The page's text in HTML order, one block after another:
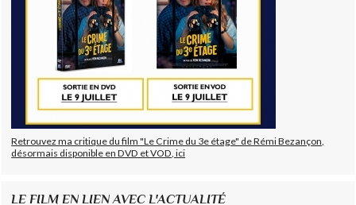
Retrouvez ma critique du film "Le Crime du 3e étage" de Rémi Bezançon,
désormais disponible en DVD et VOD, ici
LE FILM EN LIEN AVEC L'ACTUALITÉ